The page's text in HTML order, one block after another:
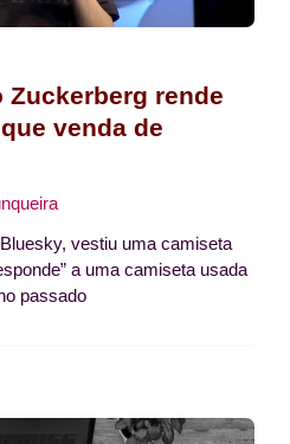
Zuckerberg rende
venda de
vestiu uma camiseta
a uma camiseta usada
passado